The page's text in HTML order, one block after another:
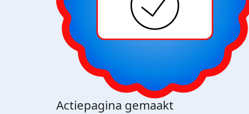
Actiepagina gemaakt